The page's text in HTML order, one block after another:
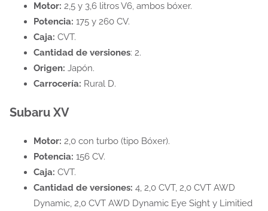
Motor: 2,5 y 3,6 litros V6, ambos bóxer.
Potencia: 175 y 260 CV.
Caja: CVT.
Cantidad de versiones: 2.
Origen: Japón.
Carrocería: Rural D.
Subaru XV
Motor: 2,0 con turbo (tipo Bóxer).
Potencia: 156 CV.
Caja: CVT.
Cantidad de versiones: 4, 2,0 CVT, 2,0 CVT AWD
Dynamic, 2,0 CVT AWD Dynamic Eye Sight y Limitied